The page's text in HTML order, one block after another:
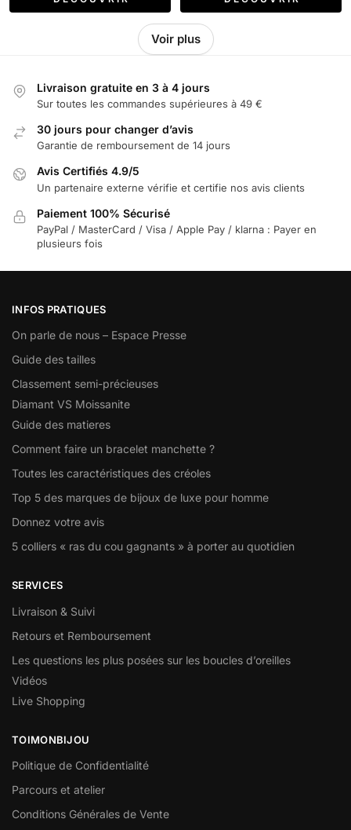
Voir plus
Livraison gratuite en 3 à 4 jours
Sur toutes les commandes supérieures à 49 €
30 jours pour changer d’avis
Garantie de remboursement de 14 jours
Avis Certifiés 4.9/5
Un partenaire externe vérifie et certifie nos avis clients
Paiement 100% Sécurisé
PayPal / MasterCard / Visa / Apple Pay / klarna : Payer en
plusieurs fois
INFOS PRATIQUES
On parle de nous – Espace Presse
Guide des tailles
Classement semi-précieuses
Diamant VS Moissanite
Guide des matieres
Comment faire un bracelet manchette ?
Toutes les caractéristiques des créoles
Top 5 des marques de bijoux de luxe pour homme
Donnez votre avis
5 colliers « ras du cou gagnants » à porter au quotidien
SERVICES
Livraison & Suivi
Retours et Remboursement
Les questions les plus posées sur les boucles d’oreilles
Vidéos
Live Shopping
TOIMONBIJOU
Politique de Confidentialité
Parcours et atelier
Conditions Générales de Vente